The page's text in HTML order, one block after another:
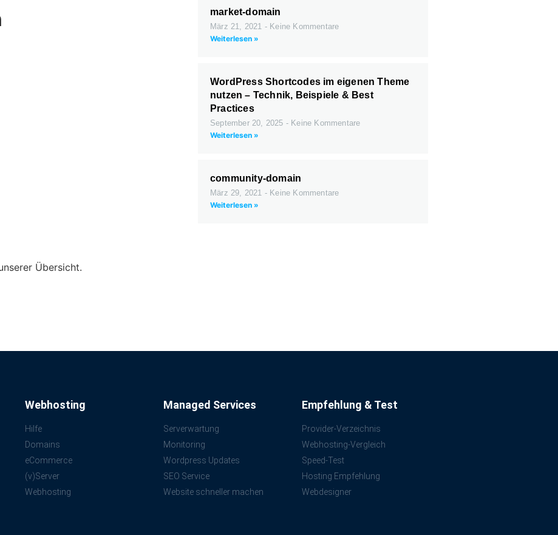
market-domain
März 21, 2021
Keine Kommentare
Weiterlesen »
WordPress Shortcodes im eigenen Theme
nutzen – Technik, Beispiele & Best
Practices
September 20, 2025
Keine Kommentare
Weiterlesen »
community-domain
März 29, 2021
Keine Kommentare
Weiterlesen »
Übersicht.
Webhosting
Hilfe
Domains
eCommerce
(v)Server
Webhosting
Managed Services
Serverwartung
Monitoring
Wordpress Updates
SEO Service
Website schneller machen
Empfehlung & Test
Provider-Verzeichnis
Webhosting-Vergleich
Speed-Test
Hosting Empfehlung
Webdesigner